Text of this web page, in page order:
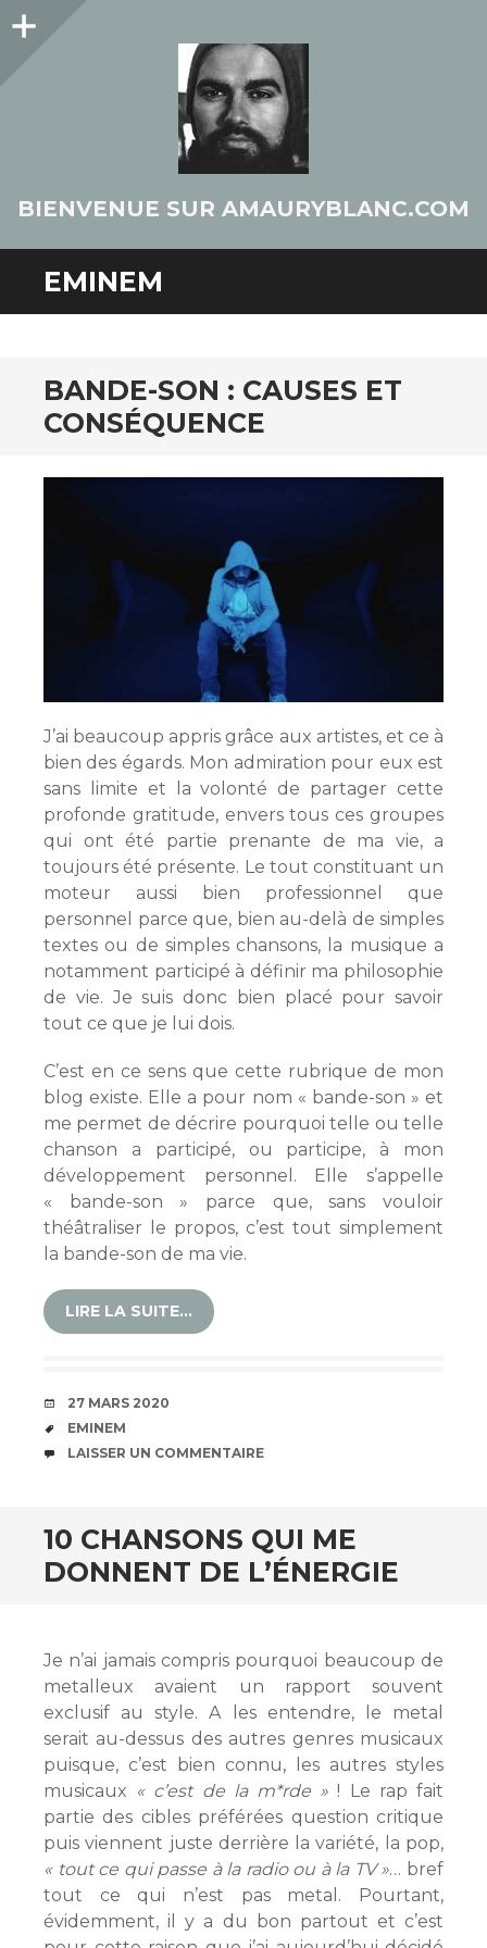
Colonne
BIENVENUE SUR AMAURYBLANC.COM
EMINEM
BANDE-SON : CAUSES ET
CONSÉQUENCE
J’ai beaucoup appris grâce aux artistes, et ce à
bien des égards. Mon admiration pour eux est
sans limite et la volonté de partager cette
profonde gratitude, envers tous ces groupes
qui ont été partie prenante de ma vie, a
toujours été présente. Le tout constituant un
moteur aussi bien professionnel que
personnel parce que, bien au-delà de simples
textes ou de simples chansons, la musique a
notamment participé à définir ma philosophie
de vie. Je suis donc bien placé pour savoir
tout ce que je lui dois.
C’est en ce sens que cette rubrique de mon
blog existe. Elle a pour nom « bande-son » et
me permet de décrire pourquoi telle ou telle
chanson a participé, ou participe, à mon
développement personnel. Elle s’appelle
« bande-son » parce que, sans vouloir
théâtraliser le propos, c’est tout simplement
la bande-son de ma vie.
LIRE LA SUITE…
DATE
27 MARS 2020
ÉTIQUETTES
EMINEM
COMMENTAIRES
LAISSER UN COMMENTAIRE
10 CHANSONS QUI ME
DONNENT DE L’ÉNERGIE
Je n’ai jamais compris pourquoi beaucoup de
metalleux avaient un rapport souvent
exclusif au style. A les entendre, le metal
serait au-dessus des autres genres musicaux
puisque, c’est bien connu, les autres styles
musicaux « c’est de la m*rde » ! Le rap fait
partie des cibles préférées question critique
puis viennent juste derrière la variété, la pop,
« tout ce qui passe à la radio ou à la TV »… bref
tout ce qui n’est pas metal. Pourtant,
évidemment, il y a du bon partout et c’est